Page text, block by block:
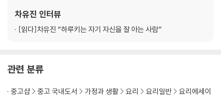
결혼, 한순간의 꿈일지라도
인력거꾼 아내의 비극 형벌을 부른 식탐
현진건, 「운수 좋은 날」 | 라오서, 『루어투어 시앙쯔』
of cookery)」로 유학을 다녀
차유진 인터뷰
[읽다]차유진 “하루키는 자기 자신을 잘 아는 사람”
관련 분류
중고샵 중고 국내도서 가정과 생활 요리 요리일반
요리에세이